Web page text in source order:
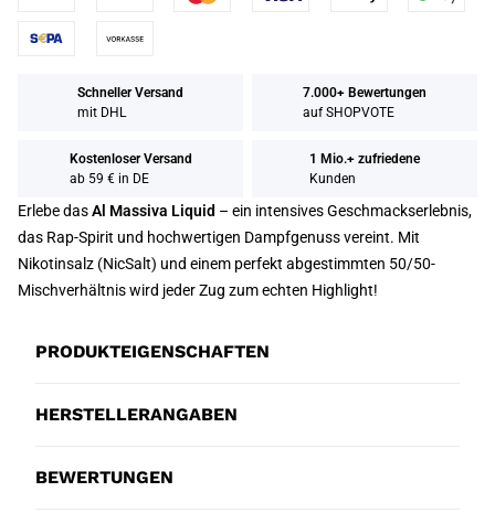
Schneller Versand
mit DHL
7.000+ Bewertungen
auf SHOPVOTE
Kostenloser Versand
ab 59 € in DE
1 Mio.+ zufriedene
Kunden
Erlebe dasAl Massiva Liquid – ein intensives Geschmackserlebnis,
das Rap-Spirit und hochwertigen Dampfgenuss vereint. Mit
Nikotinsalz (NicSalt) und einem perfekt abgestimmten 50/50-
Mischverhältnis wird jeder Zug zum echten Highlight!
PRODUKTEIGENSCHAFTEN
HERSTELLERANGABEN
BEWERTUNGEN